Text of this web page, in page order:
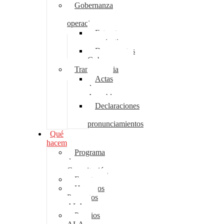
Gobernanza
operaciones
Estructura
organizativa
Documentos
Gobernanza
Transparencia
Actas
de
Asambleas
Declaraciones
pronunciamientos
Qué
hacemos
Programa
de
Capacitación
Eventos
Hagamos
Proyectos
ALA
Premios